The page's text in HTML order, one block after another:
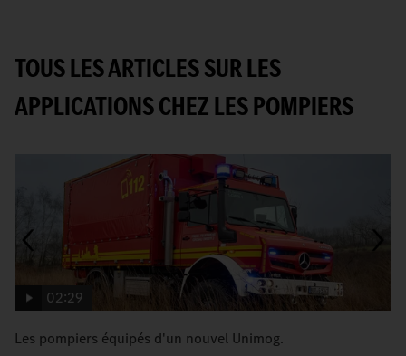
TOUS LES ARTICLES SUR LES
APPLICATIONS CHEZ LES POMPIERS
02:29
Les pompiers équipés d'un nouvel Unimog.